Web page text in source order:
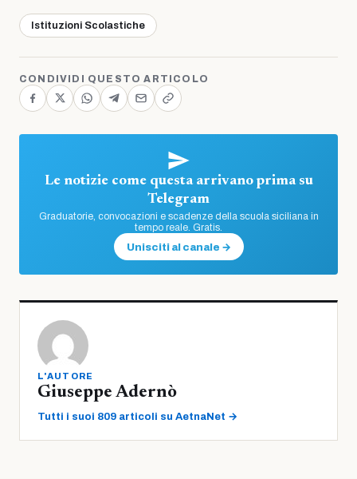
Istituzioni Scolastiche
CONDIVIDI QUESTO ARTICOLO
Le notizie come questa arrivano prima su
Telegram
Graduatorie, convocazioni e scadenze della scuola siciliana in
tempo reale. Gratis.
Unisciti al canale →
L'AUTORE
Giuseppe Adernò
Tutti i suoi 809 articoli su AetnaNet →